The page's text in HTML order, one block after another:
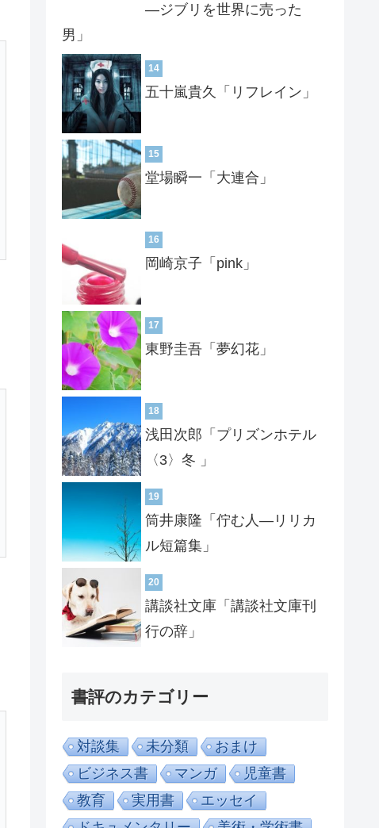
―ジブリを世界に売った
男」
14
五十嵐貴久「リフレイン」
15
堂場瞬一「大連合」
16
岡崎京子「pink」
17
東野圭吾「夢幻花」
18
浅田次郎「プリズンホテル
〈3〉冬 」
19
筒井康隆「佇む人―リリカ
ル短篇集」
20
講談社文庫「講談社文庫刊
行の辞」
書評のカテゴリー
対談集 未分類
おまけ
ビジネス書
マンガ
児童書
教育
実用書
エッセイ